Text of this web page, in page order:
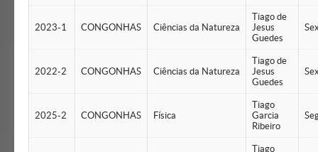
2023-1 CONGONHAS Ciências da Natureza
Tiago de
Jesus
Guedes
2022-2 CONGONHAS Ciências da Natureza
Tiago de
Jesus
Guedes
2025-2 CONGONHAS Física
Tiago
Garcia
Ribeiro
Tiago